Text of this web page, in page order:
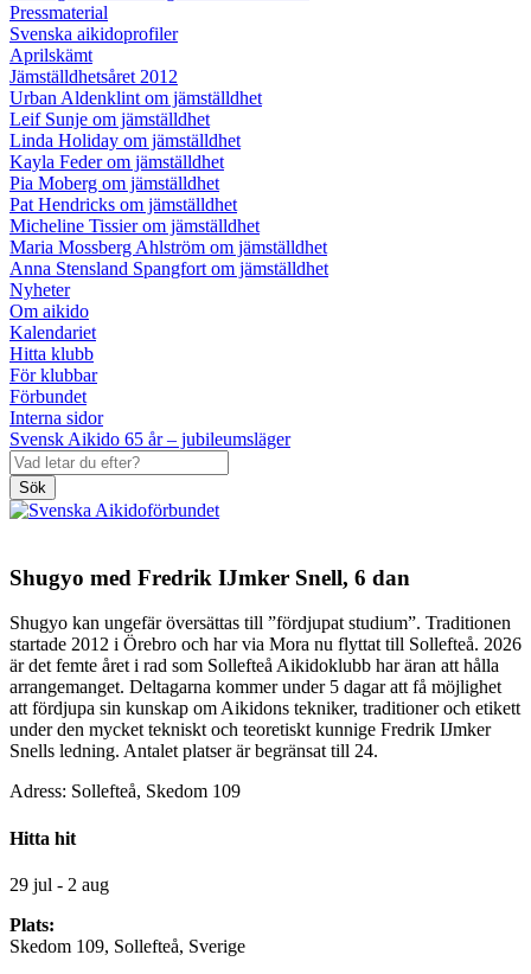
Pressmaterial
Svenska aikidoprofiler
Aprilskämt
Jämställdhetsåret 2012
Urban Aldenklint om jämställdhet
Leif Sunje om jämställdhet
Linda Holiday om jämställdhet
Kayla Feder om jämställdhet
Pia Moberg om jämställdhet
Pat Hendricks om jämställdhet
Micheline Tissier om jämställdhet
Maria Mossberg Ahlström om jämställdhet
Anna Stensland Spangfort om jämställdhet
Nyheter
Om aikido
Kalendariet
Hitta klubb
För klubbar
Förbundet
Interna sidor
Svensk Aikido 65 år – jubileumsläger
Sök
Shugyo med Fredrik IJmker Snell, 6 dan
Shugyo kan ungefär översättas till ”fördjupat studium”. Traditionen
startade 2012 i Örebro och har via Mora nu flyttat till Sollefteå. 2026
är det femte året i rad som Sollefteå Aikidoklubb har äran att hålla
arrangemanget. Deltagarna kommer under 5 dagar att få möjlighet
att fördjupa sin kunskap om Aikidons tekniker, traditioner och etikett
under den mycket tekniskt och teoretiskt kunnige Fredrik IJmker
Snells ledning. Antalet platser är begränsat till 24.
Adress: Sollefteå, Skedom 109
Hitta hit
29 jul - 2 aug
Plats:
Skedom 109, Sollefteå, Sverige